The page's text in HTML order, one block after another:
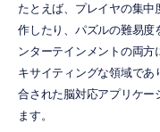
たとえば、プレイヤの集
作したり、パズルの難易度
ンターテインメントの両
キサイティングな領域であ
合された脳対応アプリケ
ます。